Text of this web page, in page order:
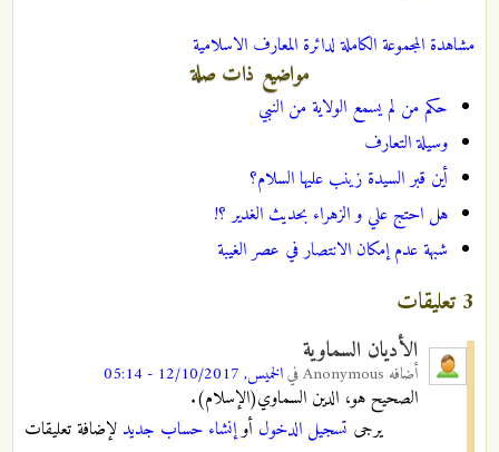
مشاهدة المجموعة الكاملة لدائرة المعارف الاسلامية
مواضيع ذات صلة
حكم من لم يسمع الولاية من النبي
وسيلة التعارف
أين قبر السيدة زينب عليها السلام؟
هل احتج علي و الزهراء بحديث الغدير ؟!
شبهة عدم إمكان الانتصار في عصر الغيبة
3 تعليقات
الأديان السماوية
أضافه Anonymousفيالخميس, 12/10/2017 - 05:14
الصحيح هو، الدين السماوي(الإسلام).
يرجى تسجيل الدخول أوإنشاء حساب جديد لإضافة تعليقات